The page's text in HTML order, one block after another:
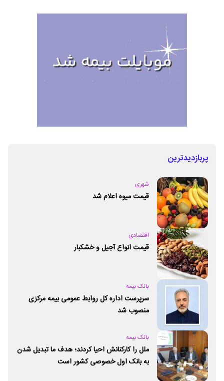
پربازدیدترین
شهری
قیمت میوه اعلام شد
اقتصادی
قیمت انواع آجیل و خشکبار
بانک بیمه
سرپرست اداره کل روابط عمومی بیمه مرکزی
منصوب شد
بانک بیمه
ملل را کارکنانش احیا کردند؛ هدف ما تبدیل شدن
به بانک اول خصوصی کشور است